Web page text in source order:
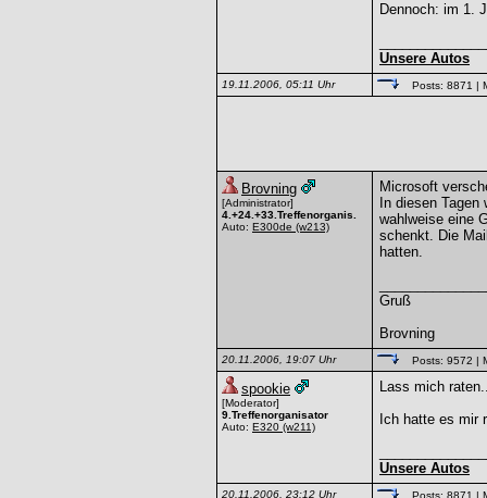
Dennoch: im 1.
Unsere Autos
19.11.2006, 05:11 Uhr Posts: 8871 |
Brovning
[Administrator]
4.+24.+33.Treffenorganis.
Auto: E300de (w213)
Microsoft
In diesen
wahlweise eine
schenkt. Die
hatten.
Gruß
Brovning
20.11.2006, 19:07 Uhr Posts: 9572 |
spookie
[Moderator]
9.Treffenorganisator
Auto: E320 (w211)
Lass mich
Ich hatte es mir
Unsere Autos
20.11.2006, 23:12 Uhr Posts: 8871 |